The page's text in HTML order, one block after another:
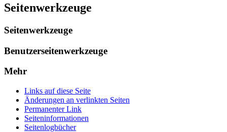
Seitenwerkzeuge
Seitenwerkzeuge
Benutzerseitenwerkzeuge
Mehr
Links auf diese Seite
Änderungen an verlinkten Seiten
Permanenter Link
Seiten­informationen
Seitenlogbücher